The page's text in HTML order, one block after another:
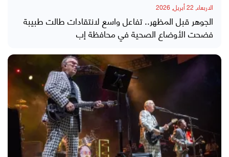
الاربعاء, 22 أبريل, 2026
الجوهر قبل المظهر.. تفاعل واسع لانتقادات طالت طبيبة
فضحت الأوضاع الصحية في محافظة إب